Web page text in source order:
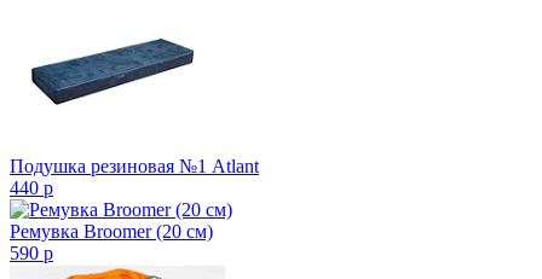
Подушка резиновая №1 Atlant
440 p
Ремувка Broomer (20 см)
590 p